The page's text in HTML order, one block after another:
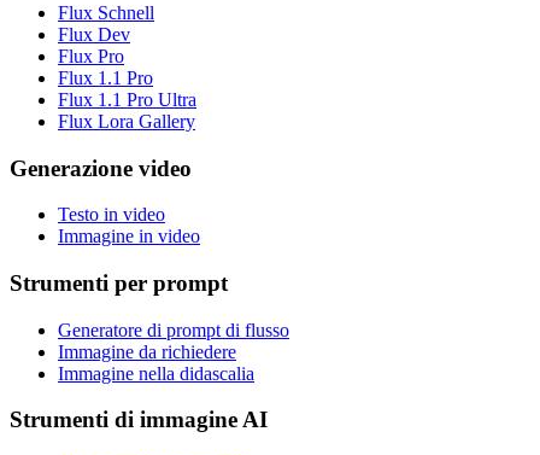
Flux Schnell
Flux Dev
Flux Pro
Flux 1.1 Pro
Flux 1.1 Pro Ultra
Flux Lora Gallery
Generazione video
Testo in video
Immagine in video
Strumenti per prompt
Generatore di prompt di flusso
Immagine da richiedere
Immagine nella didascalia
Strumenti di immagine AI